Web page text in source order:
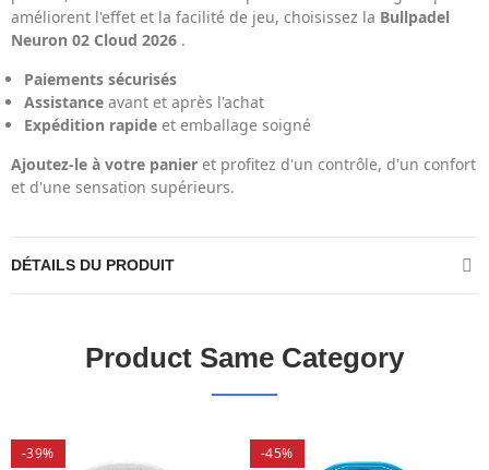
améliorent l'effet et la facilité de jeu, choisissez la Bullpadel
Neuron 02 Cloud 2026 .
Paiements sécurisés
Assistance avant et après l'achat
Expédition rapide et emballage soigné
Ajoutez-le à votre panier et profitez d'un contrôle, d'un confort
et d'une sensation supérieurs.
DÉTAILS DU PRODUIT
Product Same Category
-39% -45%